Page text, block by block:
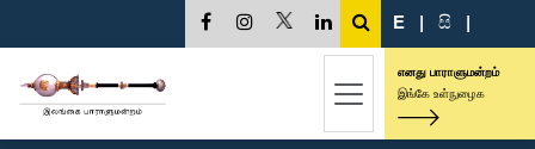
E | සි |
எனது பாராளுமன்றம்
இங்கே உள்நுழைக